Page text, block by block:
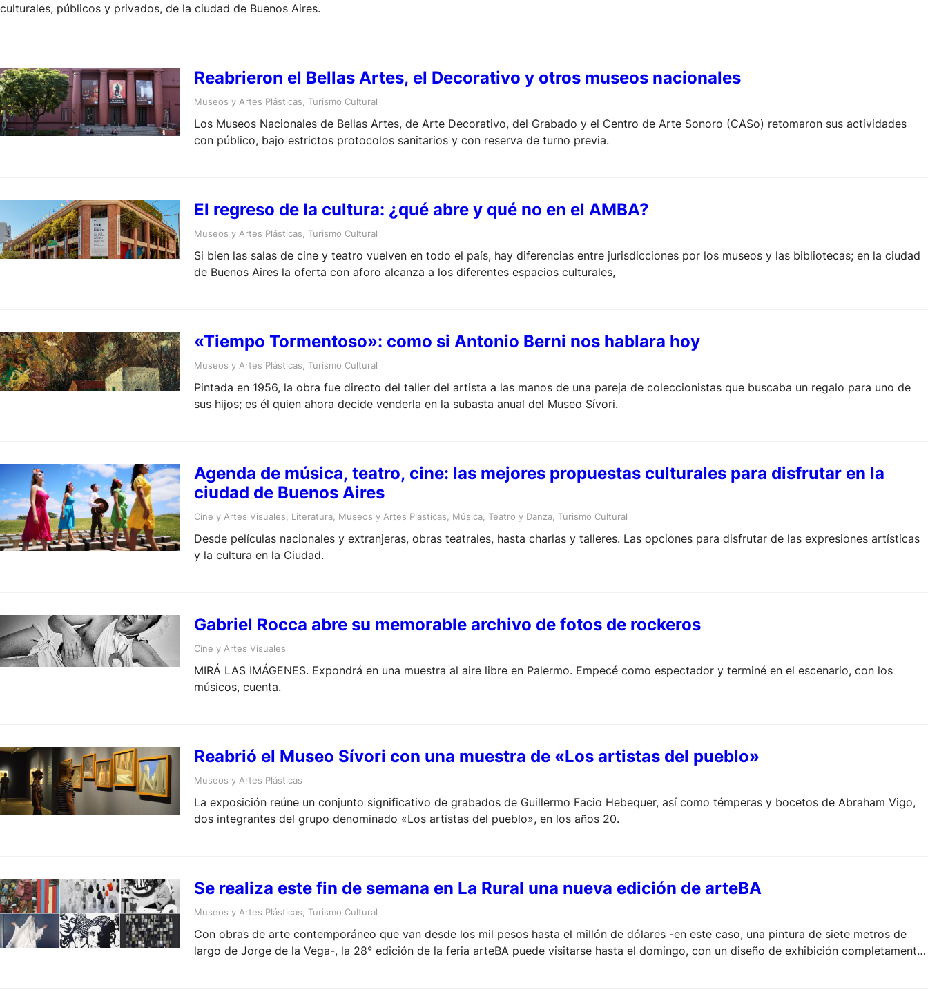
culturales, públicos y privados, de la ciudad de Buenos Aires.
Reabrieron el Bellas Artes, el Decorativo y otros museos nacionales
Museos y Artes Plásticas Turismo Cultural
Los Museos Nacionales de Bellas Artes, de Arte Decorativo, del Grabado y el Centro de Arte Sonoro (CASo) retomaron sus actividades
con público, bajo estrictos protocolos sanitarios y con reserva de turno previa.
El regreso de la cultura: ¿qué abre y qué no en el AMBA?
Museos y Artes Plásticas Turismo Cultural
Si bien las salas de cine y teatro vuelven en todo el país, hay diferencias entre jurisdicciones por los museos y las bibliotecas; en la ciudad
de Buenos Aires la oferta con aforo alcanza a los diferentes espacios culturales,
«Tiempo Tormentoso»: como si Antonio Berni nos hablara hoy
Museos y Artes Plásticas Turismo Cultural
Pintada en 1956, la obra fue directo del taller del artista a las manos de una pareja de coleccionistas que buscaba un regalo para uno de
sus hijos; es él quien ahora decide venderla en la subasta anual del Museo Sívori.
Agenda de música, teatro, cine: las mejores propuestas culturales para disfrutar en la
ciudad de Buenos Aires
Cine y Artes Visuales Literatura Museos y Artes Plásticas Música Teatro y Danza Turismo Cultural
Desde películas nacionales y extranjeras, obras teatrales, hasta charlas y talleres. Las opciones para disfrutar de las expresiones artísticas
y la cultura en la Ciudad.
Gabriel Rocca abre su memorable archivo de fotos de rockeros
Cine y Artes Visuales
MIRÁ LAS IMÁGENES. Expondrá en una muestra al aire libre en Palermo. Empecé como espectador y terminé en el escenario, con los
músicos, cuenta.
Reabrió el Museo Sívori con una muestra de «Los artistas del pueblo»
Museos y Artes Plásticas
La exposición reúne un conjunto significativo de grabados de Guillermo Facio Hebequer, así como témperas y bocetos de Abraham Vigo,
dos integrantes del grupo denominado «Los artistas del pueblo», en los años 20.
Se realiza este fin de semana en La Rural una nueva edición de arteBA
Museos y Artes Plásticas Turismo Cultural
Con obras de arte contemporáneo que van desde los mil pesos hasta el millón de dólares -en este caso, una pintura de siete metros de
largo de Jorge de la Vega-, la 28° edición de la feria arteBA puede visitarse hasta el domingo, con un diseño de exhibición completamente